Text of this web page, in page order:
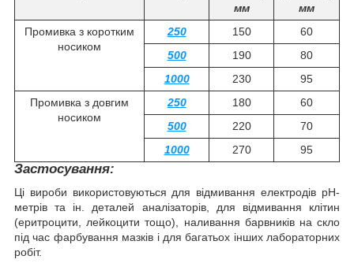
мм
мм
Промивка з коротким
носиком
250 150
60
500
190
80
1000
230
95
Промивка з довгим
носиком
250 180
60
500
220
70
1000
270 95
Застосування:
Ці вироби використовуються для відмивання електродів рН-
метрів та ін. деталей аналізаторів, для відмивання клітин
(еритроцити, лейкоцити тощо), наливання барвників на скло
під час фарбування мазків і для багатьох інших лабораторних
робіт.